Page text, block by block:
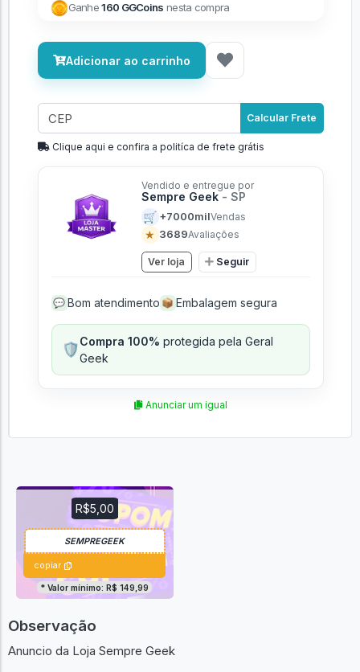
Ganhe160 GGCoins nesta compra
Adicionar ao carrinho
Calcular Frete
Clique aqui e confira a politíca de frete grátis
Vendido e entregue por
Sempre Geek - SP
🛒 +7000milVendas
★ 3689Avaliações
Ver loja Seguir
💬 Bom atendimento 📦 Embalagem segura
🛡️Compra 100% protegida pela Geral
Geek
Anunciar um igual
R$5,00
copiar
* Valor mínimo: R$ 149,99
Observação
Anuncio da Loja Sempre Geek